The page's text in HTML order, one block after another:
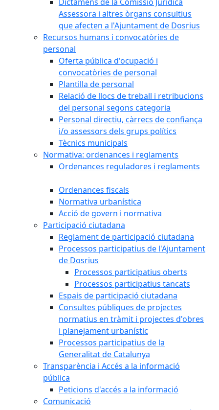
Assessora i altres òrgans consultius
que afecten a l'Ajuntament de Dosrius
Recursos humans i convocatòries de
personal
Oferta pública d'ocupació i
convocatòries de personal
Plantilla de personal
Relació de llocs de treball i retribucions
del personal segons categoria
Personal directiu, càrrecs de confiança
i/o assessors dels grups polítics
Tècnics municipals
Normativa: ordenances i reglaments
Ordenances reguladores i reglaments
Ordenances fiscals
Normativa urbanística
Acció de govern i normativa
Participació ciutadana
Reglament de participació ciutadana
Processos participatius de l'Ajuntament
de Dosrius
Processos participatius oberts
Processos participatius tancats
Espais de participació ciutadana
Consultes públiques de projectes
normatius en tràmit i projectes d'obres
i planejament urbanístic
Processos participatius de la
Generalitat de Catalunya
Transparència i Accés a la informació
pública
Peticions d'accés a la informació
Comunicació